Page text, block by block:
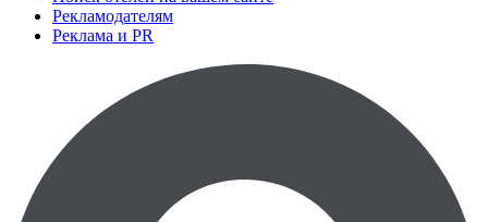
Рекламодателям
Реклама и PR